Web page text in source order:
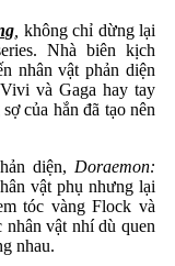
không chỉ dừng lại
Nhà biên kịch
nhân vật phản diện
và Gaga hay tay
của hắn đã tạo nên
diện, Doraemon:
vật phụ nhưng lại
tóc vàng Flock và
nhân vật nhí dù quen
nhau.